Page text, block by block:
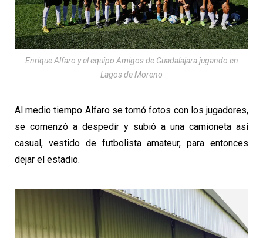
Enrique Alfaro y el equipo Amigos de Guadalajara jugando en
Lagos de Moreno
Al medio tiempo Alfaro se tomó fotos con los jugadores,
se comenzó a despedir y subió a una camioneta así
casual, vestido de futbolista amateur, para entonces
dejar el estadio.